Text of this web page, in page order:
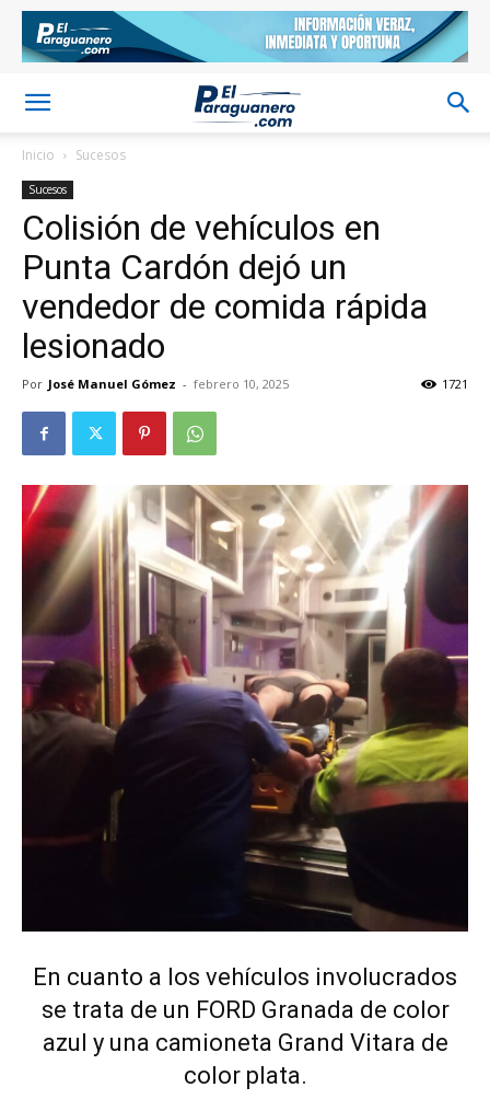
Inicio Sucesos
Sucesos
Colisión de vehículos en
Punta Cardón dejó un
vendedor de comida rápida
lesionado
Por José Manuel Gómez - febrero 10, 2025 1721
En cuanto a los vehículos involucrados
se trata de un FORD Granada de color
azul y una camioneta Grand Vitara de
color plata.